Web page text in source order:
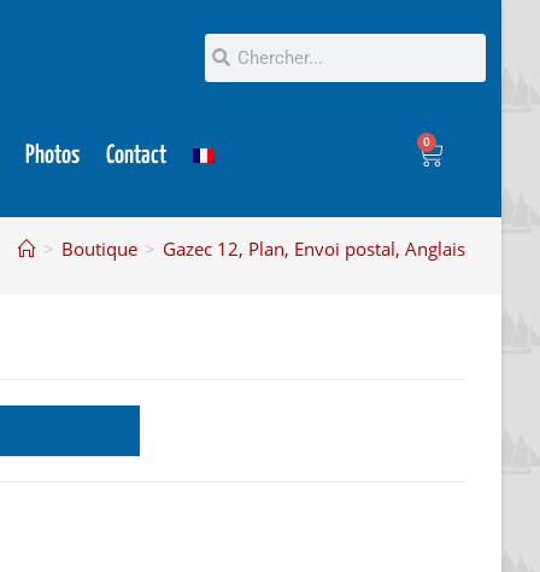
Photos Contact
0
> Boutique > Gazec 12, Plan, Envoi postal, Anglais